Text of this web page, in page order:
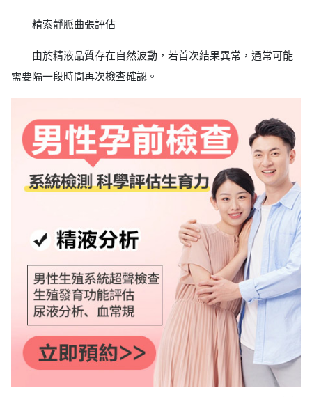
精索靜脈曲張評估
由於精液品質存在自然波動，若首次結果異常，通常可能
需要隔一段時間再次檢查確認。